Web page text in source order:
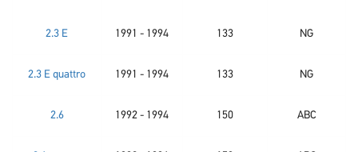
2.3 E 1991 - 1994 133 NG
2.3 E quattro 1991 - 1994 133 NG
2.6 1992 - 1994 150 ABC